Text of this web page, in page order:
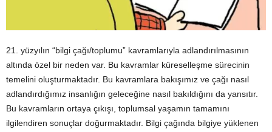
21. yüzyılın “bilgi çağı/toplumu” kavramlarıyla adlandırılmasının
altında özel bir neden var. Bu kavramlar küreselleşme sürecinin
temelini oluşturmaktadır. Bu kavramlara bakışımız ve çağı nasıl
adlandırdığımız insanlığın geleceğine nasıl bakıldığını da yansıtır.
Bu kavramların ortaya çıkışı, toplumsal yaşamın tamamını
ilgilendiren sonuçlar doğurmaktadır. Bilgi çağında bilgiye yüklenen